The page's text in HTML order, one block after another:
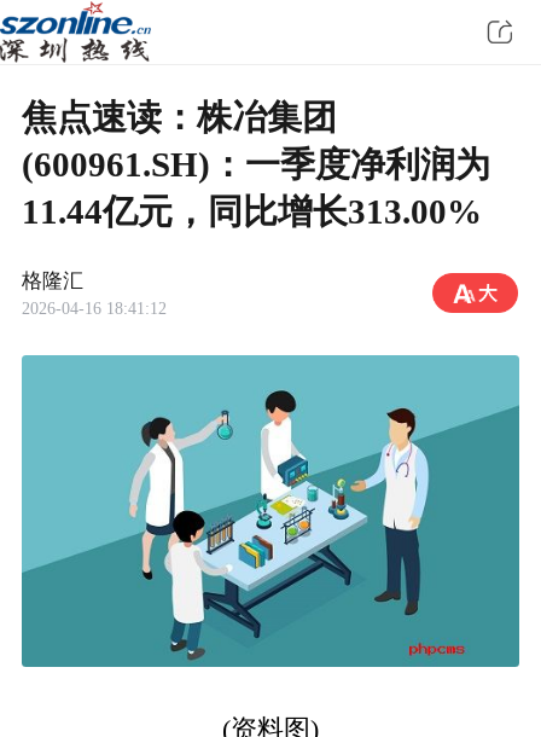
焦点速读：株冶集团
(600961.SH)：一季度净利润为
11.44亿元，同比增长313.00%
格隆汇
2026-04-16 18:41:12
(资料图)